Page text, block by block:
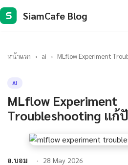
S SiamCafe Blog
หน้าแรก › ai › MLflow Experiment
AI
MLflow Experiment
Troubleshooting แก้
อ.บอม 28 May 2026